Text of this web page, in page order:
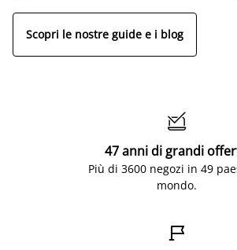
Scopri le nostre guide e i blog

47 anni di grandi
Più di 3600 negozi in 49
mondo.
